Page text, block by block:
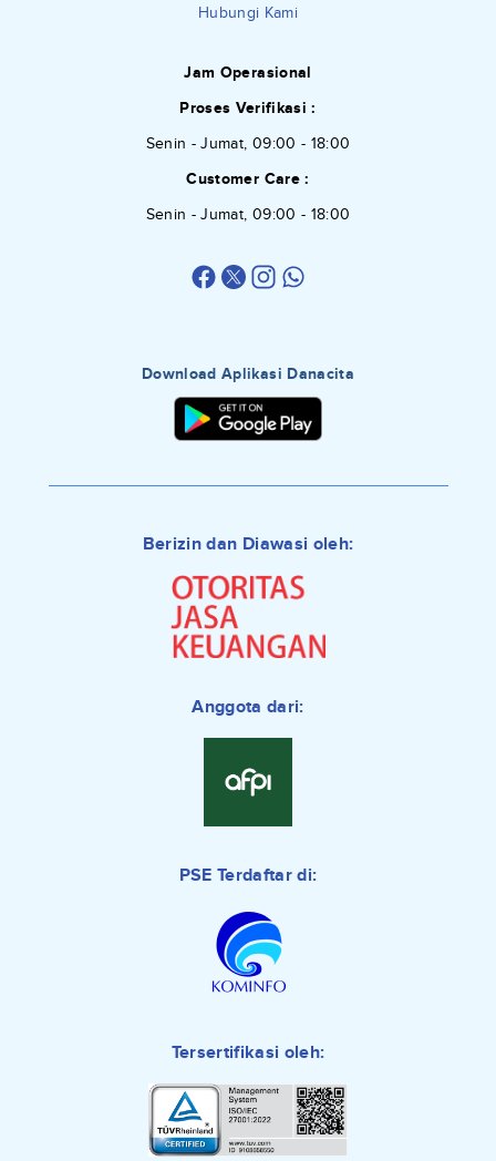
Hubungi Kami
Jam Operasional
Proses Verifikasi :
Senin - Jumat, 09:00 - 18:00
Customer Care :
Senin - Jumat, 09:00 - 18:00
Download Aplikasi Danacita
Berizin dan Diawasi oleh:
Anggota dari:
PSE Terdaftar di:
Tersertifikasi oleh: